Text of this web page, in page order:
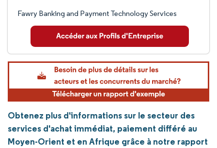
Fawry Banking and Payment Technology Services
Obtenez plus d'informations sur le secteur des
services d'achat immédiat, paiement différé au
Moyen-Orient et en Afrique grâce à notre rapport